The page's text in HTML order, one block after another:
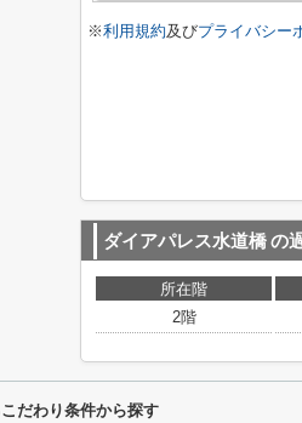
※利用規約及びプライバシー
ダイアパレス水道橋の
所在階
2階
だわり条件から探す